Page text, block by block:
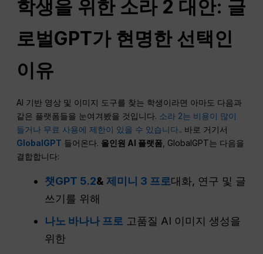
학생을 위한 소라 2 대안: 글
로벌GPT가 현명한 선택인
이유
AI 기반 영상 및 이미지 도구를 찾는 학생이라면 아마도 다음과
같은 플랫폼들을 눈여겨봤을 것입니다. 소라 2는 비용이 많이
들거나 무료 사용에 제한이 있을 수 있습니다.. 바로 거기서
GlobalGPT 들어온다. 올인원 AI 플랫폼, GlobalGPT는 다음을
결합합니다:
챗GPT 5.2&제미니 3 프로대화, 연구 및 글
쓰기를 위해
나노 바나나 프로 고품질 AI 이미지 생성을
위한